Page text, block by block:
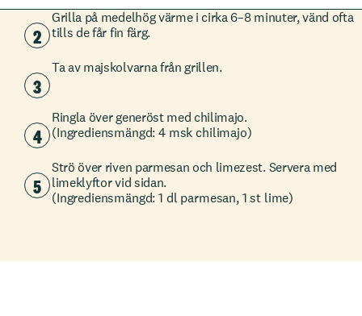
2
Grilla på medelhög värme i cirka 6–8 minuter, vänd ofta
tills de får fin färg.
3
Ta av majskolvarna från grillen.
4
Ringla över generöst med chilimajo.
(Ingrediensmängd: 4 msk chilimajo)
5
Strö över riven parmesan och limezest. Servera med
limeklyftor vid sidan.
(Ingrediensmängd: 1 dl parmesan, 1 st lime)